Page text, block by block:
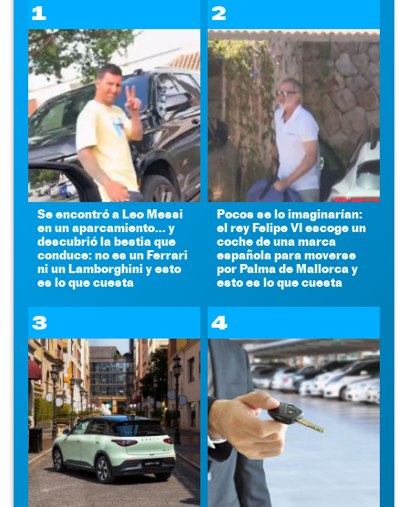
1
Se encontró a Leo Messi
en un aparcamiento... y
descubrió la bestia que
conduce: no es un Ferrari
ni un Lamborghini y esto
es lo que cuesta
2
Pocos se lo imaginarían:
el rey Felipe VI escoge un
coche de una marca
española para moverse
por Palma de Mallorca y
esto es lo que cuesta
3 4